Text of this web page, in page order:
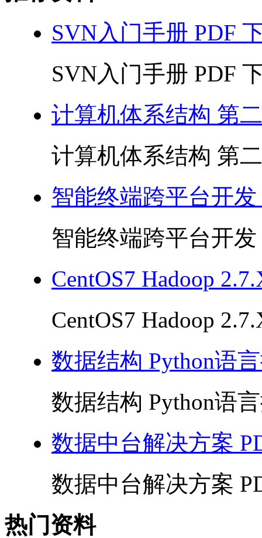
SVN入门手册 PDF
SVN入门手册 PDF
计算机体系结构 第
计算机体系结构 第
智能终端跨平台开发
智能终端跨平台开发
CentOS7 Hadoop
CentOS7 Hadoop
数据结构 Python语
数据结构 Python语
数据中台解决方案
数据中台解决方案
热门资料